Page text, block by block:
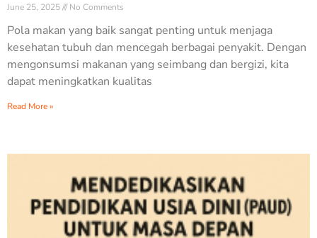
June 25, 2025 No Comments
Pola makan yang baik sangat penting untuk menjaga
kesehatan tubuh dan mencegah berbagai penyakit. Dengan
mengonsumsi makanan yang seimbang dan bergizi, kita
dapat meningkatkan kualitas
Read More »